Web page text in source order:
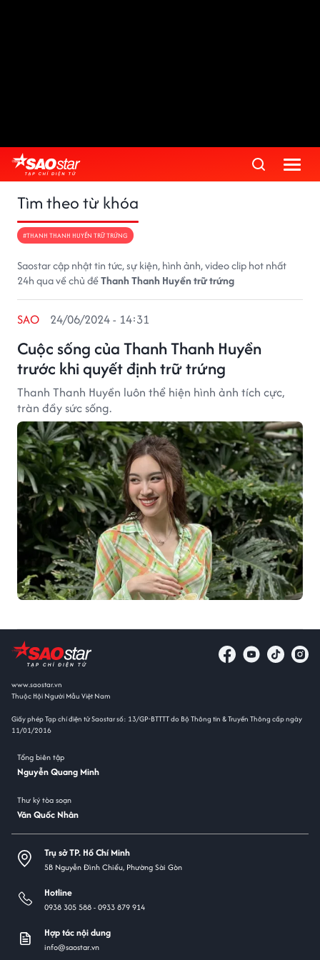
Tìm theo từ khóa
#THANH THANH HUYỀN TRỮ TRỨNG
Saostar cập nhật tin tức, sự kiện, hình ảnh, video clip hot nhất
24h qua về chủ đềThanh Thanh Huyền trữ trứng
Cuộc sống của Thanh Thanh Huyền
trước khi quyết định trữ trứng
SAO 24/06/2024 - 14:31
Thanh Thanh Huyền luôn thể hiện hình ảnh tích cực,
tràn đầy sức sống.
www.saostar.vn
Thuộc Hội Người Mẫu Việt Nam
Giấy phép Tạp chí điện tử Saostar số: 13/GP-BTTTT do Bộ Thông tin & Truyền Thông cấp ngày
11/01/2016
Tổng biên tập
Nguyễn Quang Minh
Thư ký tòa soạn
Văn Quốc Nhân
Trụ sở TP. Hồ Chí Minh
5B Nguyễn Đình Chiểu, Phường Sài Gòn
Hotline
0938 305 588 -0933 879 914
Hợp tác nội dung
info@saostar.vn